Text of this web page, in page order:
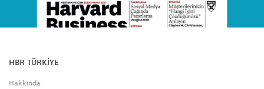
HBR TÜRKİYE
Hakkında